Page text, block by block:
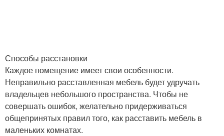
Способы расстановки
Каждое помещение имеет свои особенности.
Неправильно расставленная мебель будет удручать
владельцев небольшого пространства. Чтобы не
совершать ошибок, желательно придерживаться
общепринятых правил того, как расставить мебель в
маленьких комнатах.